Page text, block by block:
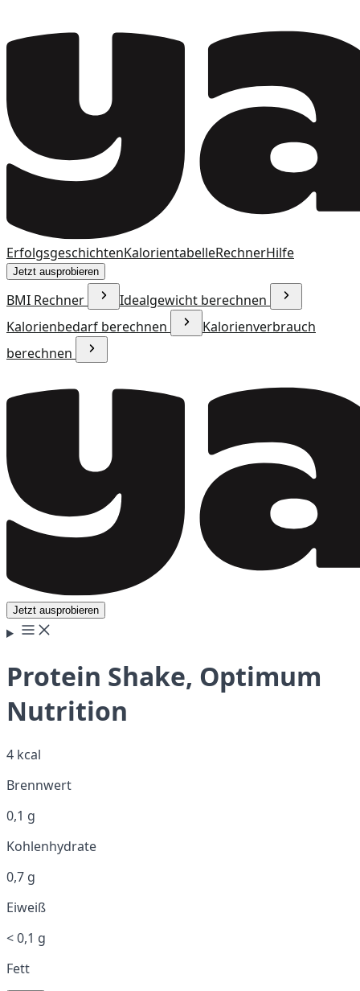
ErfolgsgeschichtenKalorientabelleRechnerHilfe
Jetzt ausprobieren
BMI Rechner
Idealgewicht berechnen
Kalorienbedarf berechnen
Kalorienverbrauch
berechnen
Jetzt ausprobieren
Protein Shake, Optimum
Nutrition
4 kcal
Brennwert
0,1 g
Kohlenhydrate
0,7 g
Eiweiß
< 0,1 g
Fett